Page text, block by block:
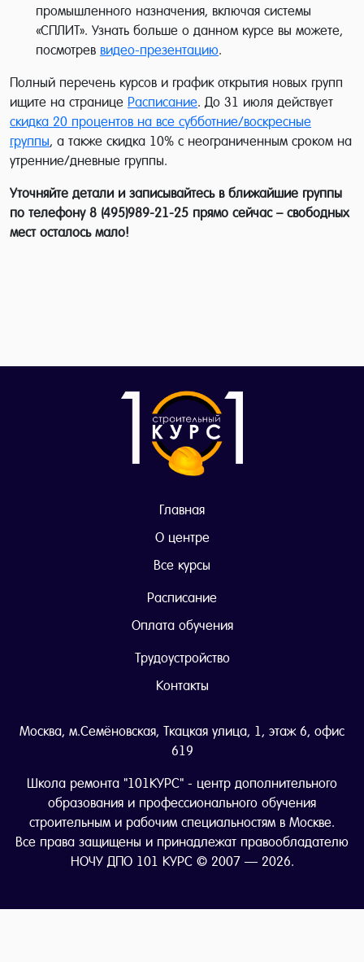
промышленного назначения, включая системы
«СПЛИТ». Узнать больше о данном курсе вы можете,
посмотрев видео-презентацию.
Полный перечень курсов и график открытия новых групп
ищите на странице Расписание. До 31 июля действует
скидка 20 процентов на все субботние/воскресные
группы, а также скидка 10% с неограниченным сроком на
утренние/дневные группы.
Уточняйте детали и записывайтесь в ближайшие группы
по телефону 8 (495)989-21-25 прямо сейчас – свободных
мест осталось мало!
Главная
О центре
Все курсы
Расписание
Оплата обучения
Трудоустройство
Контакты
Москва, м.Семёновская, Ткацкая улица, 1, этаж 6, офис
619
Школа ремонта "101КУРС" - центр дополнительного
образования и профессионального обучения
строительным и рабочим специальностям в Москве.
Все права защищены и принадлежат правообладателю
НОЧУ ДПО 101 КУРС © 2007 — 2026.